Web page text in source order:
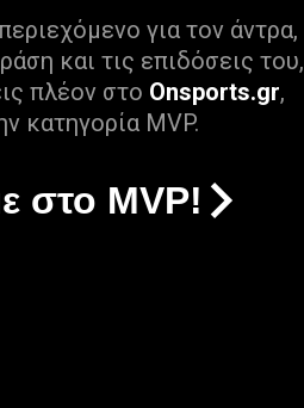
για τον άντρα,
και τις επιδόσεις του,
πλέον στο Onsports.gr,
κατηγορία MVP.
στο MVP!